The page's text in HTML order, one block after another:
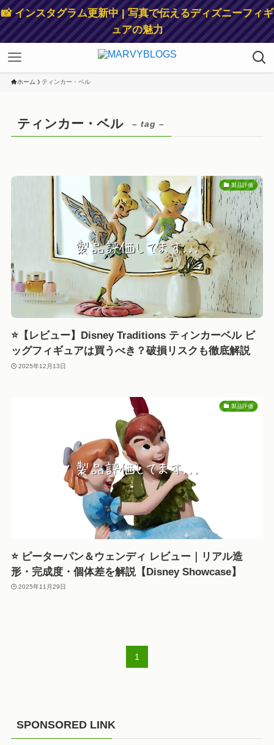
📸 インスタグラム更新中 | 写真で伝えるディズニーフィギ
ュアの魅力
ホーム ティンカー・ベル
ティンカー・ベル – tag –
製品評価
⭐【レビュー】Disney Traditions ティンカーベル ビ
ッグフィギュアは買うべき？破損リスクも徹底解説
2025年12月13日
製品評価
⭐ ピーターパン＆ウェンディ レビュー｜リアル造
形・完成度・個体差を解説【Disney Showcase】
2025年11月29日
1
SPONSORED LINK